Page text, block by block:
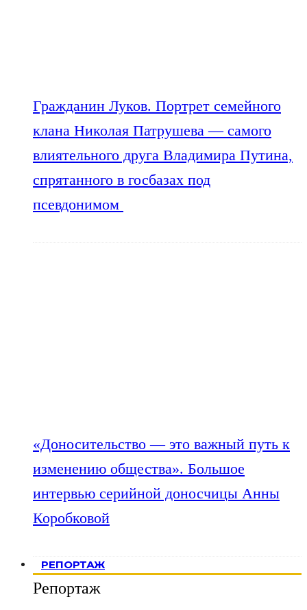
Гражданин Луков. Портрет семейного
клана Николая Патрушева — самого
влиятельного друга Владимира Путина,
спрятанного в госбазах под
псевдонимом
«Доносительство — это важный путь к
изменению общества». Большое
интервью серийной доносчицы Анны
Коробковой
РЕПОРТАЖ
Репортаж